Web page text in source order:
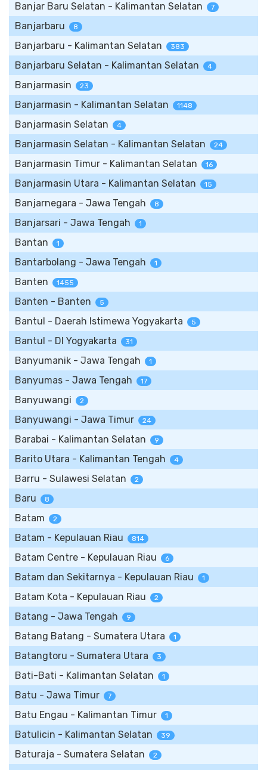
Banjar Baru Selatan - Kalimantan Selatan 7
Banjarbaru 8
Banjarbaru - Kalimantan Selatan 383
Banjarbaru Selatan - Kalimantan Selatan 4
Banjarmasin 23
Banjarmasin - Kalimantan Selatan 1148
Banjarmasin Selatan 4
Banjarmasin Selatan - Kalimantan Selatan 24
Banjarmasin Timur - Kalimantan Selatan 16
Banjarmasin Utara - Kalimantan Selatan 15
Banjarnegara - Jawa Tengah 8
Banjarsari - Jawa Tengah 1
Bantan 1
Bantarbolang - Jawa Tengah 1
Banten 1455
Banten - Banten 5
Bantul - Daerah Istimewa Yogyakarta 5
Bantul - DI Yogyakarta 31
Banyumanik - Jawa Tengah 1
Banyumas - Jawa Tengah 17
Banyuwangi 2
Banyuwangi - Jawa Timur 24
Barabai - Kalimantan Selatan 9
Barito Utara - Kalimantan Tengah 4
Barru - Sulawesi Selatan 2
Baru 8
Batam 2
Batam - Kepulauan Riau 814
Batam Centre - Kepulauan Riau 6
Batam dan Sekitarnya - Kepulauan Riau 1
Batam Kota - Kepulauan Riau 2
Batang - Jawa Tengah 9
Batang Batang - Sumatera Utara 1
Batangtoru - Sumatera Utara 3
Bati-Bati - Kalimantan Selatan 1
Batu - Jawa Timur 7
Batu Engau - Kalimantan Timur 1
Batulicin - Kalimantan Selatan 39
Baturaja - Sumatera Selatan 2